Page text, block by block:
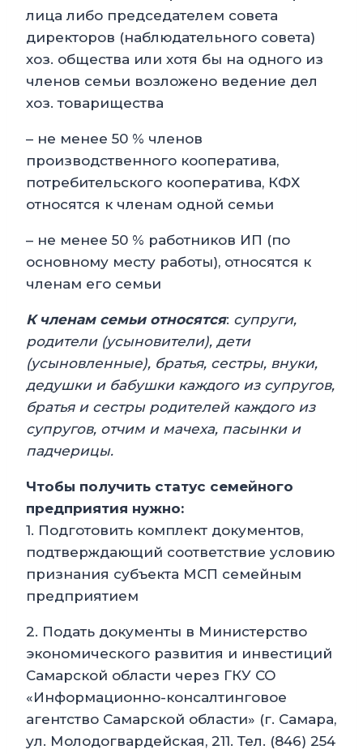
лица либо председателем совета
директоров (наблюдательного совета)
хоз. общества или хотя бы на одного из
членов семьи возложено ведение дел
хоз. товарищества
– не менее 50 % членов
производственного кооператива,
потребительского кооператива, КФХ
относятся к членам одной семьи
– не менее 50 % работников ИП (по
основному месту работы), относятся к
членам его семьи
К членам семьи относятся: супруги,
родители (усыновители), дети
(усыновленные), братья, сестры, внуки,
дедушки и бабушки каждого из супругов,
братья и сестры родителей каждого из
супругов, отчим и мачеха, пасынки и
падчерицы.
Чтобы получить статус семейного
предприятия нужно:
1. Подготовить комплект документов,
подтверждающий соответствие условию
признания субъекта МСП семейным
предприятием
2. Подать документы в Министерство
экономического развития и инвестиций
Самарской области через ГКУ СО
«Информационно-консалтинговое
агентство Самарской области» (г. Самара,
ул. Молодогвардейская, 211. Тел. (846) 254